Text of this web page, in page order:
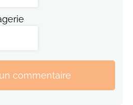
commentaire